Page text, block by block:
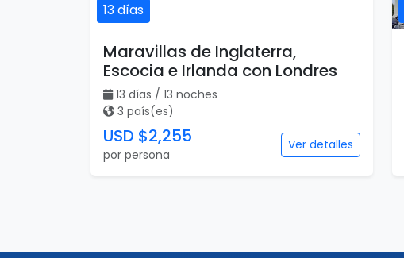
13 días
Maravillas de Inglaterra,
Escocia e Irlanda con Londres
13 días / 13 noches
3 país(es)
USD $2,255
por persona
Ver detalles